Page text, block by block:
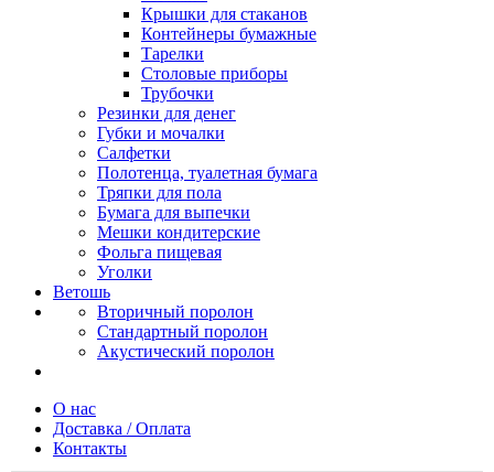
Крышки для стаканов
Контейнеры бумажные
Тарелки
Столовые приборы
Трубочки
Резинки для денег
Губки и мочалки
Салфетки
Полотенца, туалетная бумага
Тряпки для пола
Бумага для выпечки
Мешки кондитерские
Фольга пищевая
Уголки
Ветошь
Вторичный поролон
Стандартный поролон
Акустический поролон
О нас
Доставка / Оплата
Контакты